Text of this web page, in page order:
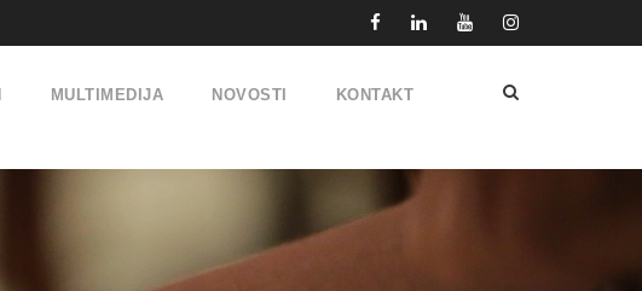
MULTIMEDIJA NOVOSTI KONTAKT